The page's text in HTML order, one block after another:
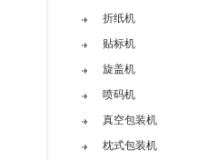
折纸机
贴标机
旋盖机
喷码机
真空包装机
枕式包装机